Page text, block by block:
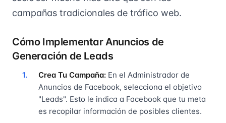
campañas tradicionales de tráfico web.
Cómo Implementar Anuncios de
Generación de Leads
Crea Tu Campaña: En el Administrador de
Anuncios de Facebook, selecciona el objetivo
"Leads". Esto le indica a Facebook que tu meta
es recopilar información de posibles clientes.